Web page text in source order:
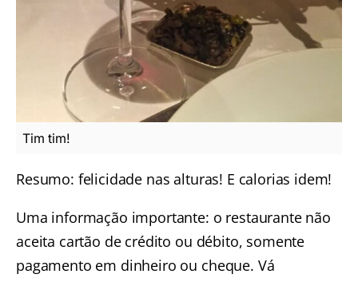
Tim tim!
Resumo: felicidade nas alturas! E calorias idem!
Uma informação importante: o restaurante não
aceita cartão de crédito ou débito, somente
pagamento em dinheiro ou cheque. Vá